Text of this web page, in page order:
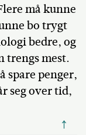
må kunne
bo trygt
bedre, og
trengs mest.
spare penger,
seg over tid,
↑